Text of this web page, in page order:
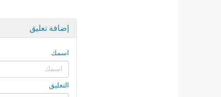
إضافة تعليق
اسمك
التعليق